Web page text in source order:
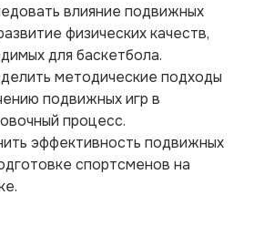
влияние подвижных
физических качеств,
для баскетбола.
методические подходы
подвижных игр в
процесс.
эффективность подвижных
спортсменов на